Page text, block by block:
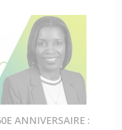
ANNIVERSAIRE :